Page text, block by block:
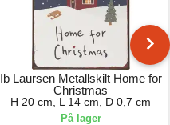
Ib Laursen Metallskilt Home for
Christmas
H 20 cm, L 14 cm, D 0,7 cm
På lager